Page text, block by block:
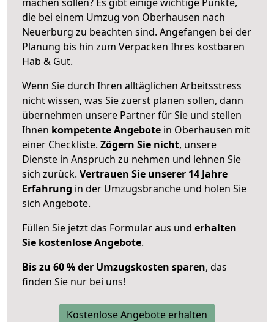
die bei einem Umzug von Oberhausen nach
Neuerburg zu beachten sind. Angefangen bei der
Planung bis hin zum Verpacken Ihres kostbaren
Hab & Gut.
Wenn Sie durch Ihren alltäglichen Arbeitsstress
nicht wissen, was Sie zuerst planen sollen, dann
übernehmen unsere Partner für Sie und stellen
Ihnen kompetente Angebote in Oberhausen mit
einer Checkliste. Zögern Sie nicht, unsere
Dienste in Anspruch zu nehmen und lehnen Sie
sich zurück. Vertrauen Sie unserer 14 Jahre
Erfahrung in der Umzugsbranche und holen Sie
sich Angebote.
Füllen Sie jetzt das Formular aus und erhalten
Sie kostenlose Angebote.
Bis zu 60 % der Umzugskosten sparen, das
finden Sie nur bei uns!
Kostenlose Angebote erhalten